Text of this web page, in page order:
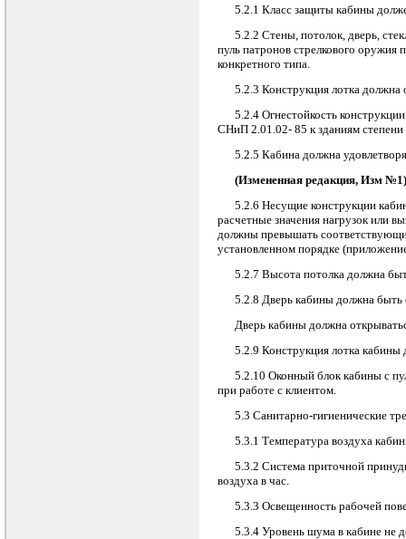
5.2.1 Класс защиты кабины
5.2.2 Стены, потолок, дверь,
пуль патронов стрелкового
конкретного типа.
5.2.3 Конструкция лотка должна
5.2.4 Огнестойкость
СНиП 2.01.02- 85 к зданиям
5.2.5 Кабина должна
(Измененная редакция, Изм №1)
5.2.6 Несущие конструкции
расчетные значения нагрузок или
должны превышать
установленном порядке
5.2.7 Высота потолка должна
5.2.8 Дверь кабины должна быть
Дверь кабины должна
5.2.9 Конструкция лотка
5.2.10 Оконный блок кабины с
при работе с клиентом.
5.3 Санитарно-гигиенические
5.3.1 Температура воздуха
5.3.2 Система приточной
воздуха в час.
5.3.3 Освещенность рабочей
5.3.4 Уровень шума в кабине не